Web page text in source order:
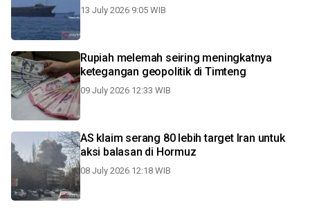
13 July 2026 9:05 WIB
Rupiah melemah seiring meningkatnya
ketegangan geopolitik di Timteng
09 July 2026 12:33 WIB
AS klaim serang 80 lebih target Iran untuk
aksi balasan di Hormuz
08 July 2026 12:18 WIB